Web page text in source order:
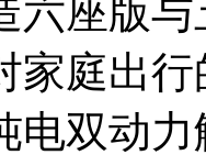
六座版
家庭出
电双动